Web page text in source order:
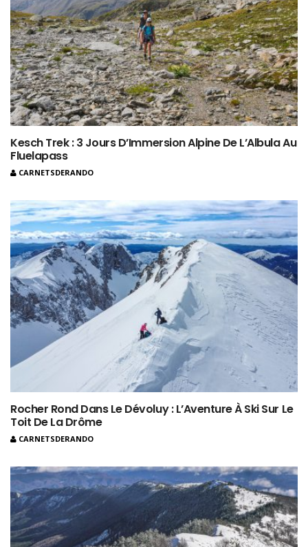
Kesch Trek : 3 Jours D’Immersion Alpine De L’Albula Au
Fluelapass
CARNETSDERANDO
Rocher Rond Dans Le Dévoluy : L’Aventure À Ski Sur Le
Toit De La Drôme
CARNETSDERANDO